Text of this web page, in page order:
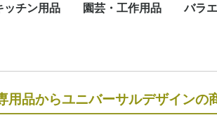
ッチン用品 園芸・工作用品 バラ
用品からユニバーサルデザインの